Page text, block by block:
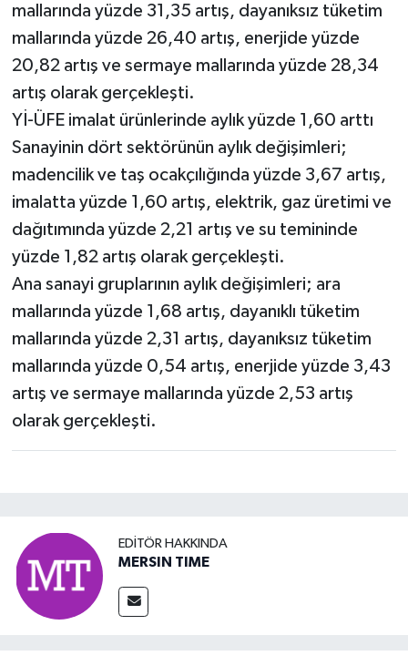
mallarında yüzde 31,35 artış, dayanıksız tüketim
mallarında yüzde 26,40 artış, enerjide yüzde
20,82 artış ve sermaye mallarında yüzde 28,34
artış olarak gerçekleşti.
Yİ-ÜFE imalat ürünlerinde aylık yüzde 1,60 arttı
Sanayinin dört sektörünün aylık değişimleri;
madencilik ve taş ocakçılığında yüzde 3,67 artış,
imalatta yüzde 1,60 artış, elektrik, gaz üretimi ve
dağıtımında yüzde 2,21 artış ve su temininde
yüzde 1,82 artış olarak gerçekleşti.
Ana sanayi gruplarının aylık değişimleri; ara
mallarında yüzde 1,68 artış, dayanıklı tüketim
mallarında yüzde 2,31 artış, dayanıksız tüketim
mallarında yüzde 0,54 artış, enerjide yüzde 3,43
artış ve sermaye mallarında yüzde 2,53 artış
olarak gerçekleşti.
EDITÖR HAKKINDA
MERSIN TIME